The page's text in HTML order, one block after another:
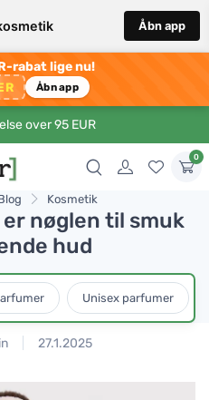
Åbn app
rabat lige nu!
Åbn app
over 95 EUR
0
Kosmetik
nøglen til smuk
hud
Unisex parfumer
27.1.2025